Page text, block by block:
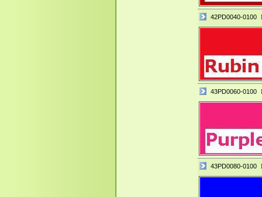
42PD0040-0100
43PD0060-0100
43PD0080-0100